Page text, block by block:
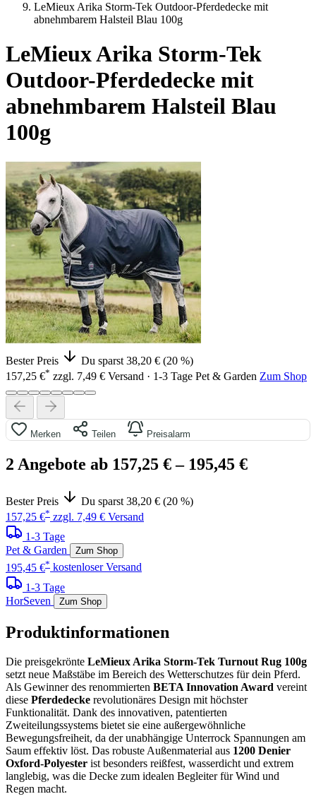
LeMieux Arika Storm-Tek Outdoor-Pferdedecke mit
abnehmbarem Halsteil Blau 100g
LeMieux Arika Storm-Tek
Outdoor-Pferdedecke mit
abnehmbarem Halsteil Blau
100g
Bester Preis
Du sparst 38,20 € (20 %)
157,25 €* zzgl. 7,49 € Versand · 1-3 Tage Pet & Garden Zum Shop
Merken Teilen Preisalarm
2 Angebote ab 157,25 €– 195,45 €
Bester Preis
Du sparst 38,20 € (20 %)
157,25 €* zzgl. 7,49 € Versand
1-3 Tage
Pet & Garden
Zum Shop
195,45 €* kostenloser Versand
1-3 Tage
HorSeven
Zum Shop
Produktinformationen
Die preisgekrönte LeMieux Arika Storm-Tek Turnout Rug 100g
setzt neue Maßstäbe im Bereich des Wetterschutzes für dein Pferd.
Als Gewinner des renommierten BETA Innovation Award vereint
diese Pferdedecke revolutionäres Design mit höchster
Funktionalität. Dank des innovativen, patentierten
Zweiteilungssystems bietet sie eine außergewöhnliche
Bewegungsfreiheit, da der unabhängige Unterrock Spannungen am
Saum effektiv löst. Das robuste Außenmaterial aus 1200 Denier
Oxford-Polyester ist besonders reißfest, wasserdicht und extrem
langlebig, was die Decke zum idealen Begleiter für Wind und
Regen macht.